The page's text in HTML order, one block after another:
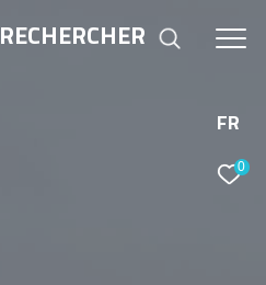
FR
0
RECHERCHER